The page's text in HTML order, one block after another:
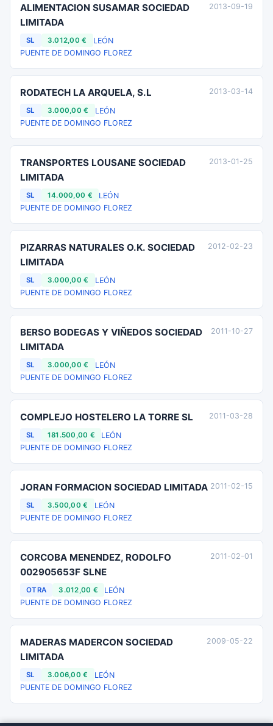
ALIMENTACION SUSAMAR SOCIEDAD
LIMITADA
SL 3.012,00 €
LEÓN
PUENTE DE DOMINGO FLOREZ
2013-09-19
RODATECH LA ARQUELA, S.L
SL 3.000,00 €
LEÓN
PUENTE DE DOMINGO FLOREZ
2013-03-14
TRANSPORTES LOUSANE SOCIEDAD
LIMITADA
SL 14.000,00 €
LEÓN
PUENTE DE DOMINGO FLOREZ
2013-01-25
PIZARRAS NATURALES O.K. SOCIEDAD
LIMITADA
SL 3.000,00 €
LEÓN
PUENTE DE DOMINGO FLOREZ
2012-02-23
BERSO BODEGAS Y VIÑEDOS SOCIEDAD
LIMITADA
SL 3.000,00 €
LEÓN
PUENTE DE DOMINGO FLOREZ
2011-10-27
COMPLEJO HOSTELERO LA TORRE SL
SL 181.500,00 €
LEÓN
PUENTE DE DOMINGO FLOREZ
2011-03-28
JORAN FORMACION SOCIEDAD LIMITADA
SL 3.500,00 €
LEÓN
PUENTE DE DOMINGO FLOREZ
2011-02-15
CORCOBA MENENDEZ, RODOLFO
002905653F SLNE
OTRA 3.012,00 €
LEÓN
PUENTE DE DOMINGO FLOREZ
2011-02-01
MADERAS MADERCON SOCIEDAD
LIMITADA
SL 3.006,00 €
LEÓN
PUENTE DE DOMINGO FLOREZ
2009-05-22